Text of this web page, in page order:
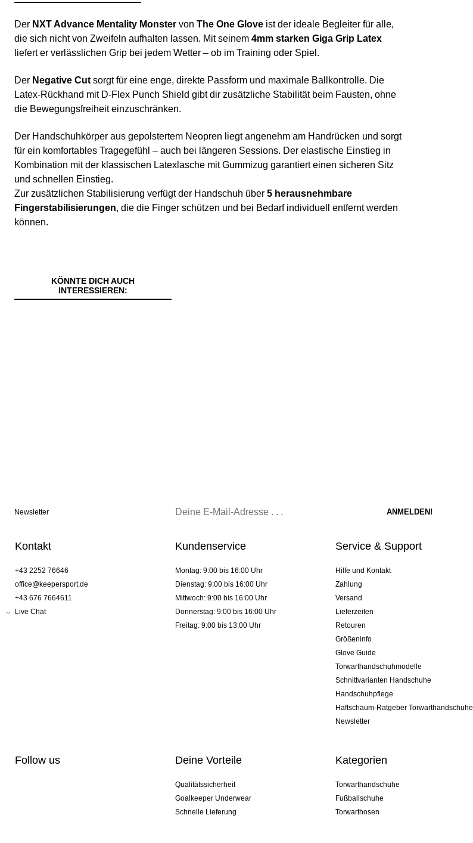
Der NXT Advance Mentality Monster von The One Glove ist der ideale Begleiter für alle,
die sich nicht von Zweifeln aufhalten lassen. Mit seinem 4mm starken Giga Grip Latex
liefert er verlässlichen Grip bei jedem Wetter – ob im Training oder Spiel.
Der Negative Cutsorgt für eine enge, direkte Passform und maximale Ballkontrolle. Die
Latex-Rückhand mit D-Flex Punch Shield gibt dir zusätzliche Stabilität beim Fausten, ohne
die Bewegungsfreiheit einzuschränken.
Der Handschuhkörper aus gepolstertem Neopren liegt angenehm am Handrücken und sorgt
für ein komfortables Tragegefühl – auch bei längeren Sessions. Der elastische Einstieg in
Kombination mit der klassischen Latexlasche mit Gummizug garantiert einen sicheren Sitz
und schnellen Einstieg.
Zur zusätzlichen Stabilisierung verfügt der Handschuh über 5 herausnehmbare
Fingerstabilisierungen, die die Finger schützen und bei Bedarf individuell entfernt werden
können.
KÖNNTE DICH AUCH
INTERESSIEREN:
Newsletter
Kontakt
+43 2252 76646
office@keepersport.de
+43 676 7664611
Live Chat
Kundenservice
Montag: 9:00 bis 16:00 Uhr
Dienstag: 9:00 bis 16:00 Uhr
Mittwoch: 9:00 bis 16:00 Uhr
Donnerstag: 9:00 bis 16:00 Uhr
Freitag: 9:00 bis 13:00 Uhr
Service & Support
Hilfe und Kontakt
Zahlung
Versand
Lieferzeiten
Retouren
Größeninfo
Glove Guide
Torwarthandschuhmodelle
Schnittvarianten Handschuhe
Handschuhpflege
Haftschaum-Ratgeber Torwarthandschuhe
Newsletter
Follow us Deine Vorteile
Qualitätssicherheit
Goalkeeper Underwear
Schnelle Lieferung
Kategorien
Torwarthandschuhe
Fußballschuhe
Torwarthosen